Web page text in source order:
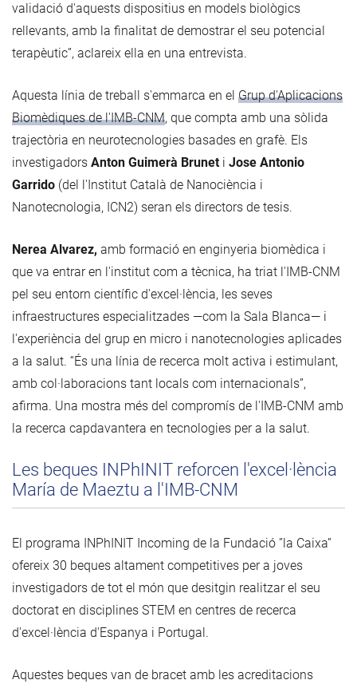
validació d'aquests dispositius en models biològics
rellevants, amb la finalitat de demostrar el seu potencial
terapèutic”, aclareix ella en una entrevista.
Aquesta línia de treball s'emmarca en el Grup d'Aplicacions
Biomèdiques de l'IMB-CNM, que compta amb una sòlida
trajectòria en neurotecnologies basades en grafè. Els
investigadors Anton Guimerà Brunet i Jose Antonio
Garrido (del l'Institut Català de Nanociència i
Nanotecnologia, ICN2) seran els directors de tesis.
Nerea Alvarez, amb formació en enginyeria biomèdica i
que va entrar en l'institut com a tècnica, ha triat l'IMB-CNM
pel seu entorn científic d'excel·lència, les seves
infraestructures especialitzades —com la Sala Blanca— i
l'experiència del grup en micro i nanotecnologies aplicades
a la salut. “És una línia de recerca molt activa i estimulant,
amb col·laboracions tant locals com internacionals”,
afirma. Una mostra més del compromís de l'IMB-CNM amb
la recerca capdavantera en tecnologies per a la salut.
Les beques INPhINIT reforcen l'excel·lència
María de Maeztu a l'IMB-CNM
El programa INPhINIT Incoming de la Fundació ”la Caixa”
ofereix 30 beques altament competitives per a joves
investigadors de tot el món que desitgin realitzar el seu
doctorat en disciplines STEM en centres de recerca
d'excel·lència d'Espanya i Portugal.
Aquestes beques van de bracet amb les acreditacions